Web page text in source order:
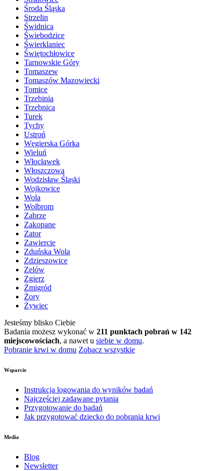
Środa Śląska
Strzelin
Świdnica
Świebodzice
Świerklaniec
Świętochłowice
Tarnowskie Góry
Tomaszew
Tomaszów Mazowiecki
Tomice
Trzebinia
Trzebnica
Turek
Tychy
Ustroń
Węgierska Górka
Wieluń
Włocławek
Włoszczowa
Wodzisław Śląski
Wojkowice
Wola
Wolbrom
Zabrze
Zakopane
Zator
Zawiercie
Zduńska Wola
Zdzieszowice
Zelów
Zgierz
Żmigród
Żory
Żywiec
Jesteśmy blisko Ciebie
Badania możesz wykonać w 211 punktach pobrań w 142
miejscowościach, a nawet u siebie w domu.
Pobranie krwi w domu Zobacz wszystkie
Wsparcie
Instrukcja logowania do wyników badań
Najczęściej zadawane pytania
Przygotowanie do badań
Jak przygotować dziecko do pobrania krwi
Media
Blog
Newsletter